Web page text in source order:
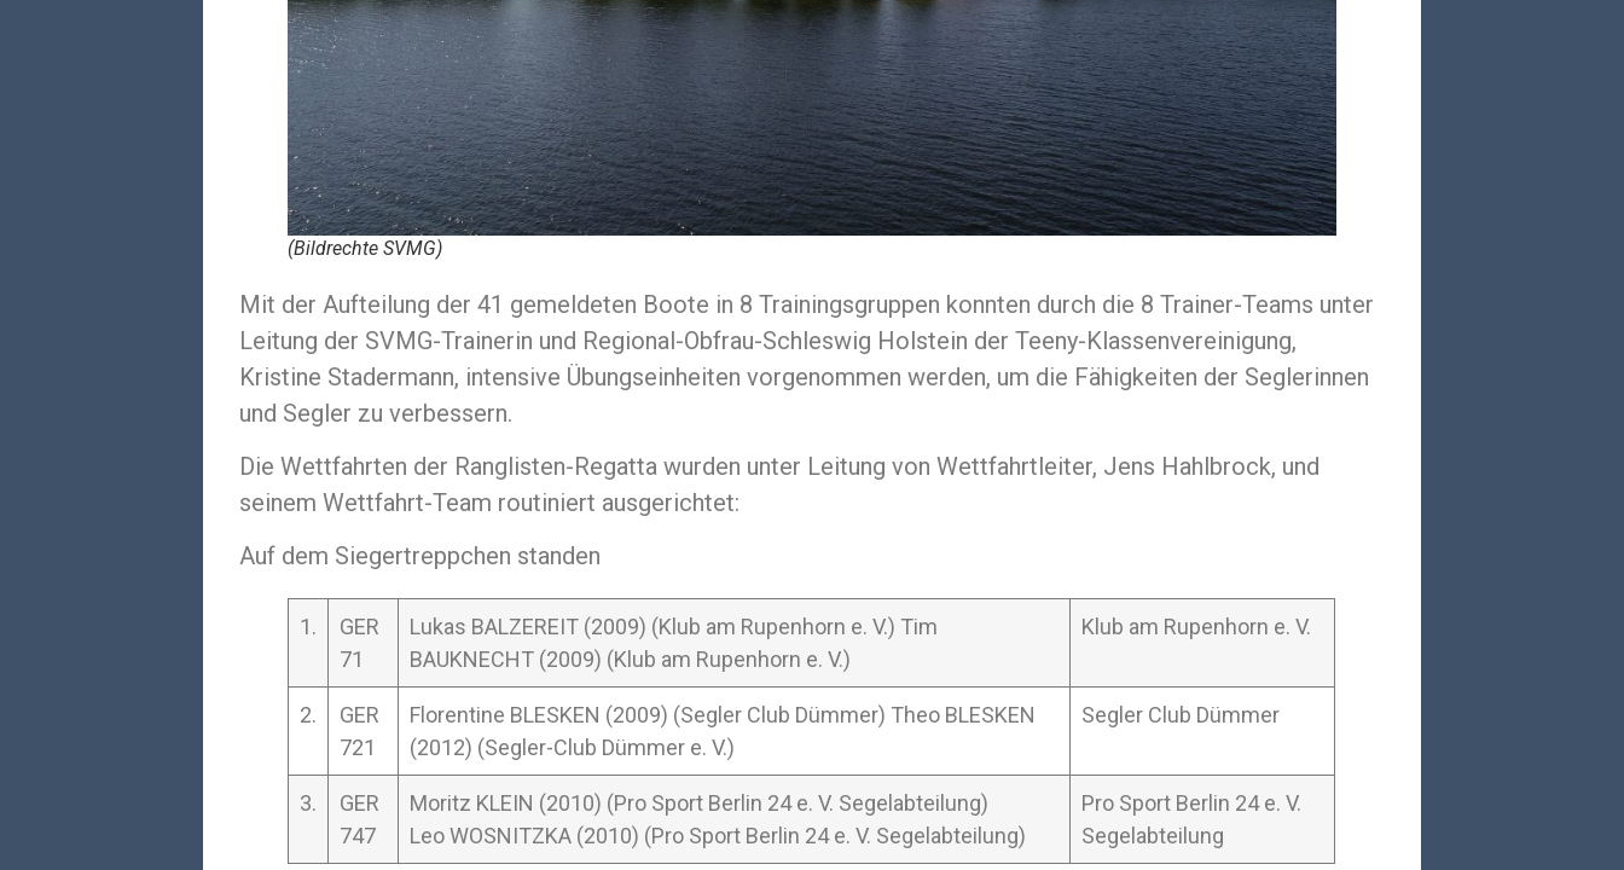
(Bildrechte SVMG)
Mit der Aufteilung der 41 gemeldeten Boote in 8 Trainingsgruppen konnten durch die 8 Trainer-Teams unter
Leitung der SVMG-Trainerin und Regional-Obfrau-Schleswig Holstein der Teeny-Klassenvereinigung,
Kristine Stadermann, intensive Übungseinheiten vorgenommen werden, um die Fähigkeiten der Seglerinnen
und Segler zu verbessern.
Die Wettfahrten der Ranglisten-Regatta wurden unter Leitung von Wettfahrtleiter, Jens Hahlbrock, und
seinem Wettfahrt-Team routiniert ausgerichtet:
Auf dem Siegertreppchen standen
1.
GER
71
Lukas BALZEREIT (2009) (Klub am Rupenhorn e. V.) Tim
BAUKNECHT (2009) (Klub am Rupenhorn e. V.)
Klub am Rupenhorn e. V.
2.
GER
721
Florentine BLESKEN (2009) (Segler Club Dümmer) Theo BLESKEN
(2012) (Segler-Club Dümmer e. V.)
Segler Club Dümmer
3.
GER
747
Moritz KLEIN (2010) (Pro Sport Berlin 24 e. V. Segelabteilung)
Leo WOSNITZKA (2010) (Pro Sport Berlin 24 e. V. Segelabteilung)
Pro Sport Berlin 24 e. V.
Segelabteilung